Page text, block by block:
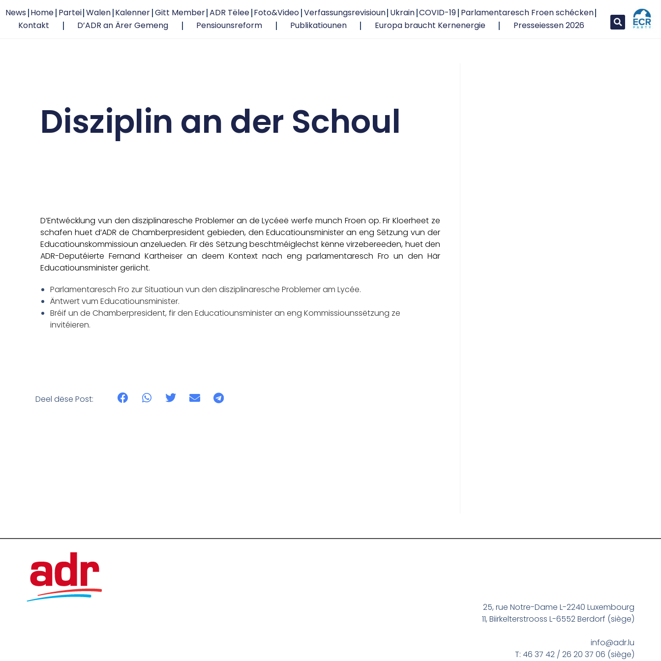
News Home Partei Walen Kalenner Gitt Member ADR Tëlee Foto&Video Verfassungsrevisioun Ukrain COVID-19 Parlamentaresch Froen schécken
Kontakt
D’ADR an Ärer Gemeng Pensiounsreform Publikatiounen Europa braucht Kernenergie Presseiessen 2026
Disziplin an der Schoul
D’Entwécklung vun den disziplinaresche Problemer an de Lycéeë werfe munch Froen op. Fir Kloerheet ze
schafen huet d’ADR de Chamberpresident gebieden, den Educatiounsminister an eng Sëtzung vun der
Educatiounskommissioun anzelueden. Fir dës Sëtzung beschtméiglechst kënne virzebereeden, huet den
ADR-Deputéierte Fernand Kartheiser an deem Kontext nach eng parlamentaresch Fro un den Här
Educatiounsminister geriicht.
Parlamentaresch Fro zur Situatioun vun den disziplinaresche Problemer am Lycée.
Äntwert vum Educatiounsminister.
Bréif un de Chamberpresident, fir den Educatiounsminister an eng Kommissiounssëtzung ze
invitéieren.
Deel dëse Post:
25, rue Notre-Dame L-2240 Luxembourg
11, Biirkelterstrooss L-6552 Berdorf (siège)
info@adr.lu
T: 46 37 42 / 26 20 37 06 (siège)